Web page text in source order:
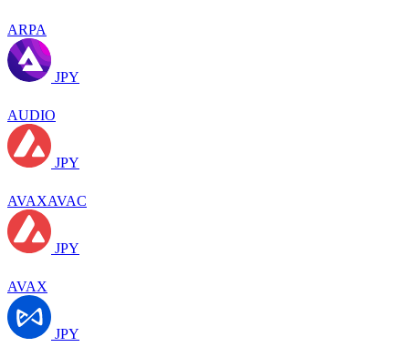
ARPA
JPY
AUDIO
JPY
AVAXAVAC
JPY
AVAX
JPY